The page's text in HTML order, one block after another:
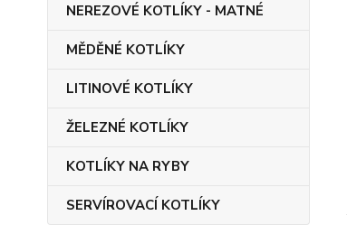
NEREZOVÉ KOTLÍKY - MATNÉ
MĚDĚNÉ KOTLÍKY
LITINOVÉ KOTLÍKY
ŽELEZNÉ KOTLÍKY
KOTLÍKY NA RYBY
SERVÍROVACÍ KOTLÍKY